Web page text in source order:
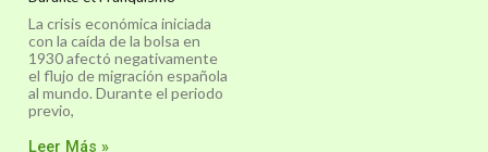
La crisis económica iniciada
con la caída de la bolsa en
1930 afectó negativamente
el flujo de migración española
al mundo. Durante el periodo
previo,
Leer Más »